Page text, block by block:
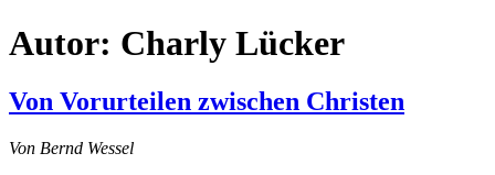
Autor: Charly Lücker
Von Vorurteilen zwischen Christen
Von Bernd Wessel